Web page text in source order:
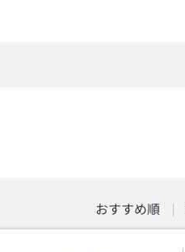
おすすめ順